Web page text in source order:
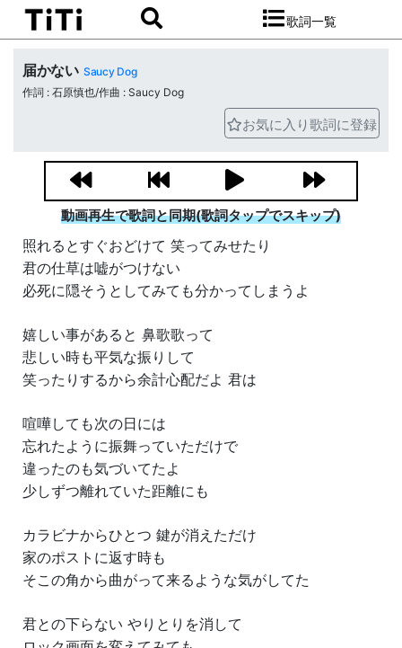
歌詞一覧
届かない Saucy Dog
作詞 : 石原慎也/作曲 : Saucy Dog
お気に入り歌詞に登録
動画再生で歌詞と同期(歌詞タップでスキップ)
照れるとすぐおどけて 笑ってみせたり
君の仕草は嘘がつけない
必死に隠そうとしてみても分かってしまうよ
嬉しい事があると 鼻歌歌って
悲しい時も平気な振りして
笑ったりするから余計心配だよ 君は
喧嘩しても次の日には
忘れたように振舞っていただけで
違ったのも気づいてたよ
少しずつ離れていた距離にも
カラビナからひとつ 鍵が消えただけ
家のポストに返す時も
そこの角から曲がって来るような気がしてた
君との下らない やりとりを消して